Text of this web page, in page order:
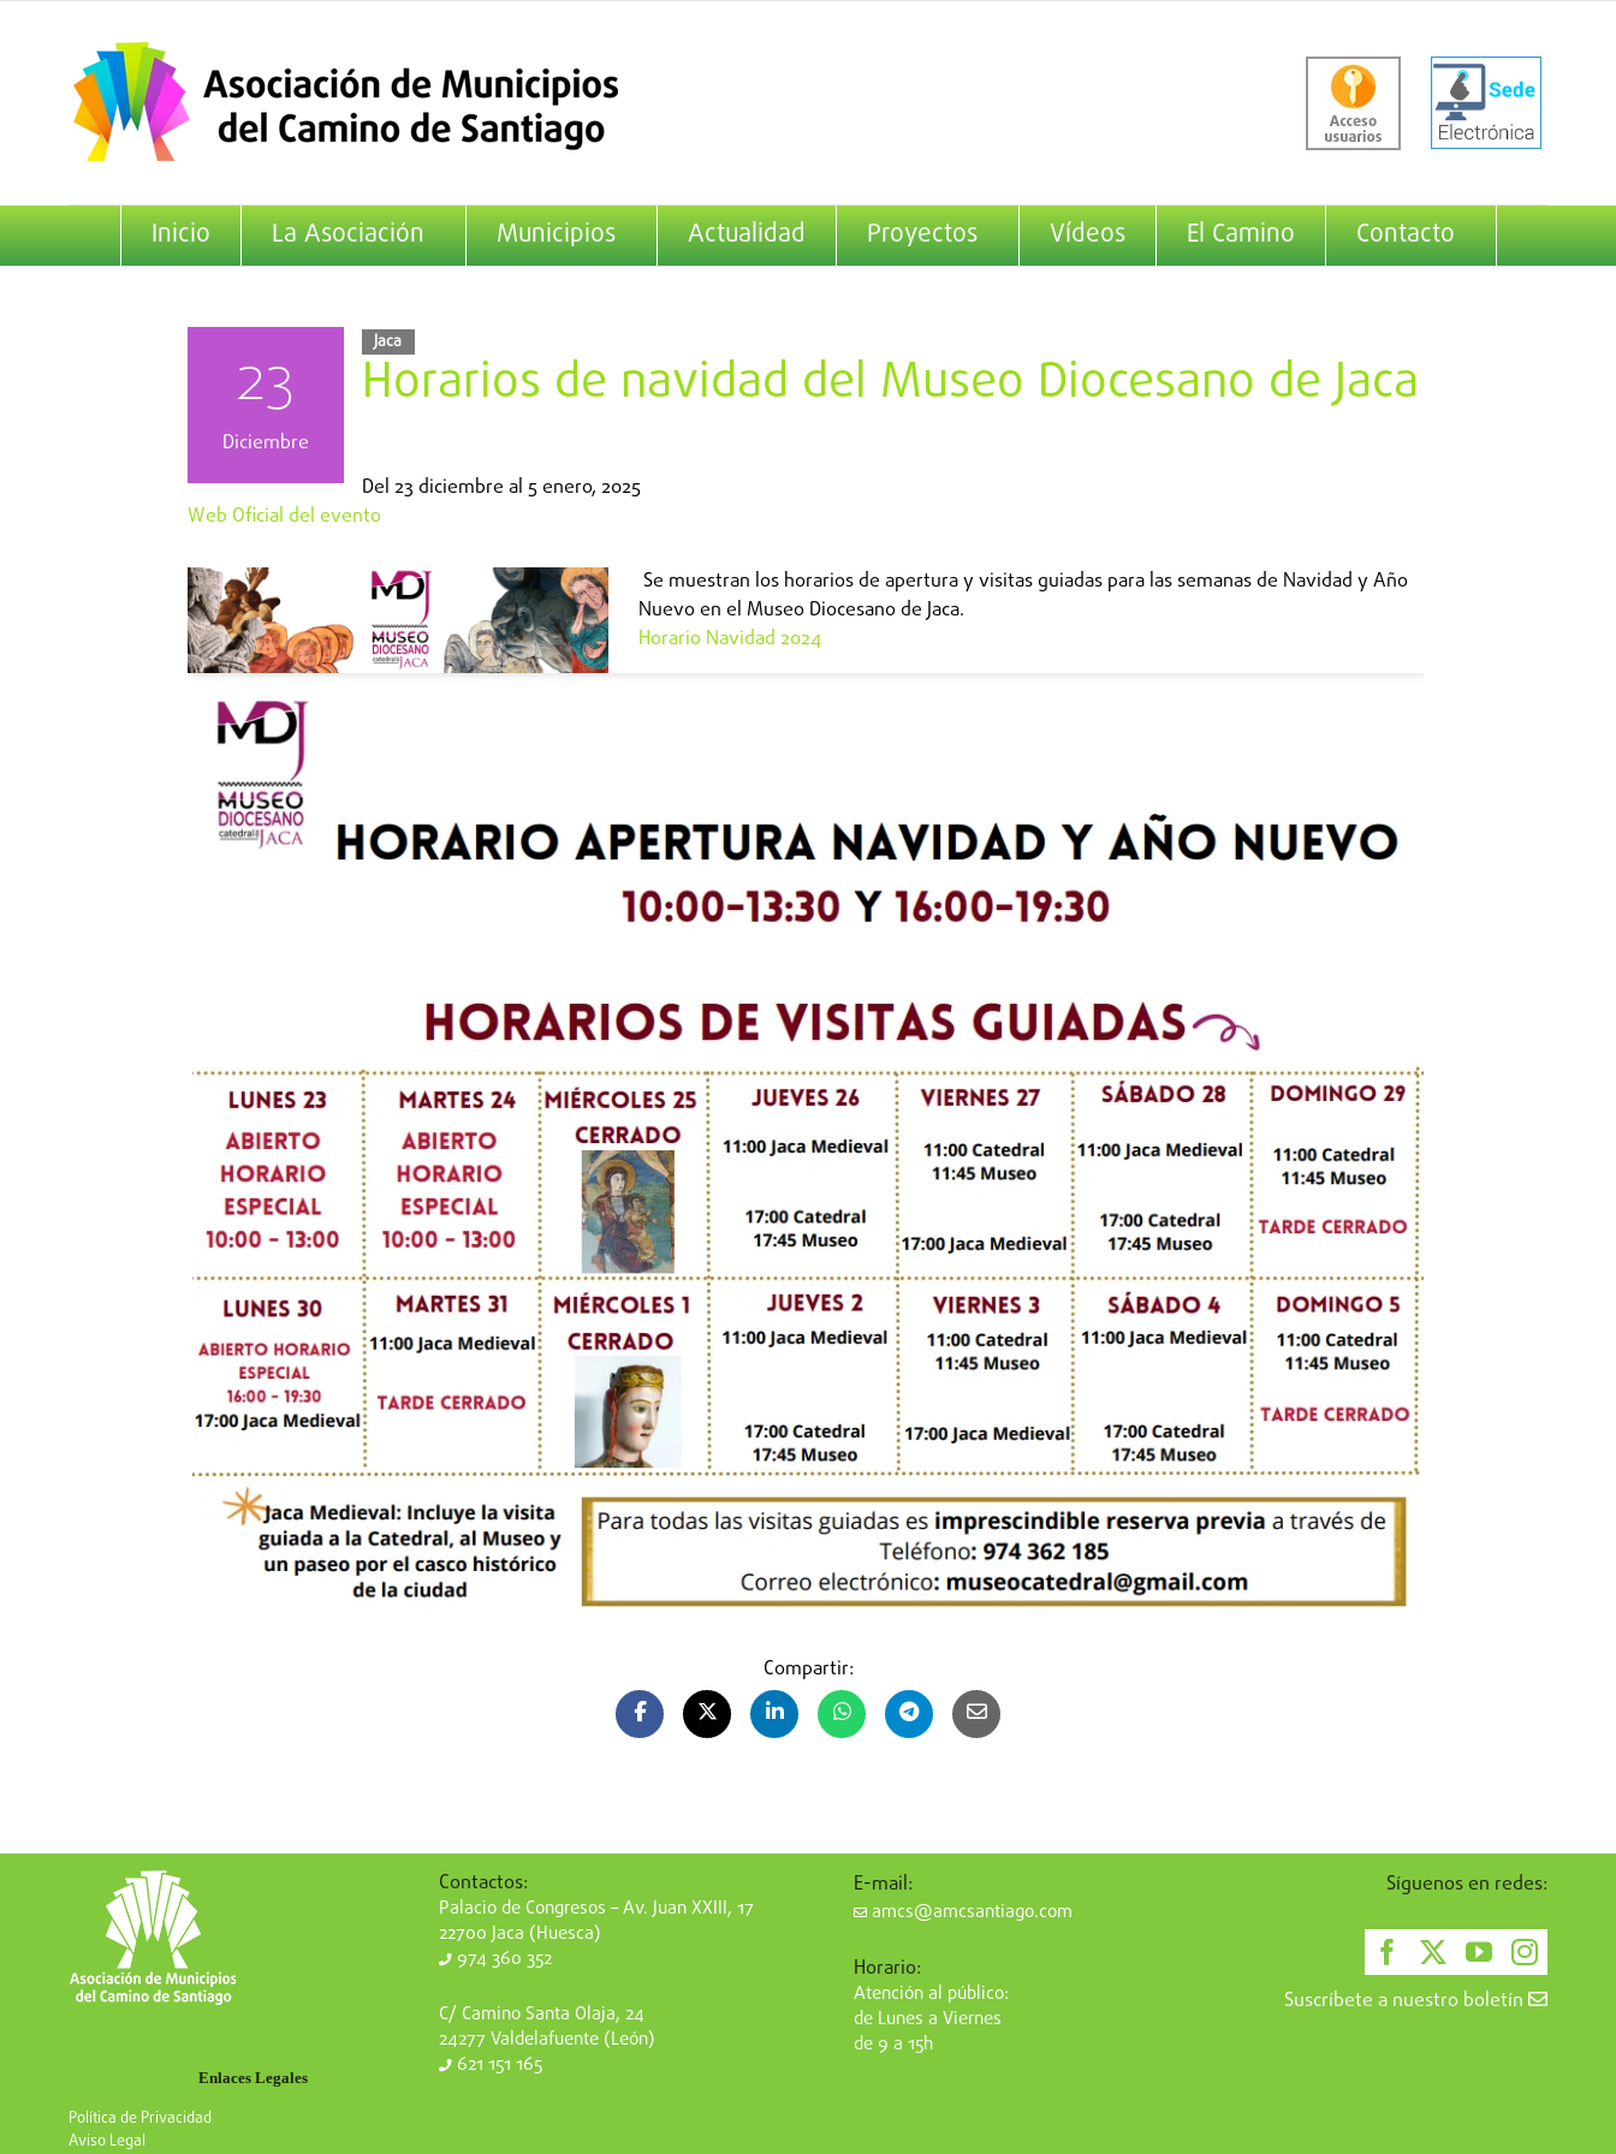
contenido
Inicio La Asociación Municipios Actualidad Proyectos Vídeos El Camino Contacto
23
Diciembre
Jaca
Horarios de navidad del Museo Diocesano de Jaca
Del 23 diciembre al 5 enero, 2025
Web Oficial del evento
Se muestran los horarios de apertura y visitas guiadas para las semanas de Navidad y Año
Nuevo en el Museo Diocesano de Jaca.
Horario Navidad 2024
Compartir:
Enlaces Legales
Política de Privacidad
Aviso Legal
Contactos:
Palacio de Congresos – Av. Juan XXIII, 17
22700 Jaca (Huesca)
974 360 352
C/ Camino Santa Olaja, 24
24277 Valdelafuente (León)
621 151 165
E-mail:
amcs@amcsantiago.com
Horario:
Atención al público:
de Lunes a Viernes
de 9 a 15h
Síguenos en redes:
Suscríbete a nuestro boletín